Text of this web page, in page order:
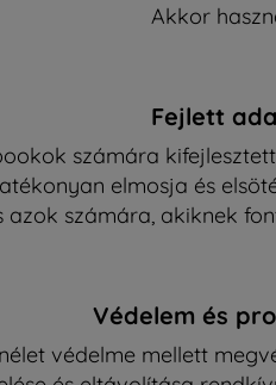
Akkor
Fejlett
számára
elmosja és
azok számára, akiknek
Védelem és
védelme mellett